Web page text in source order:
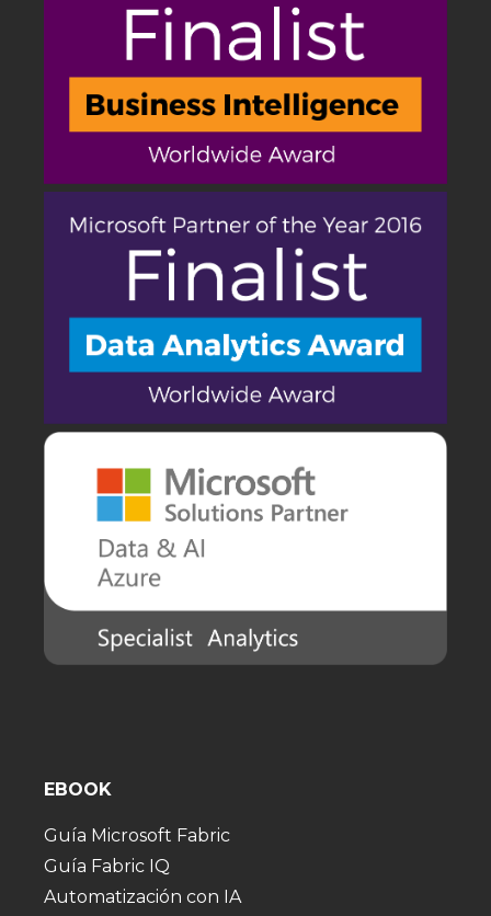
EBOOK
Guía Microsoft Fabric
Guía Fabric IQ
Automatización con IA